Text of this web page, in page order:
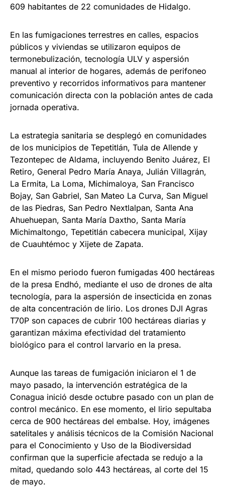
609 habitantes de 22 comunidades de Hidalgo.
En las fumigaciones terrestres en calles, espacios
públicos y viviendas se utilizaron equipos de
termonebulización, tecnología ULV y aspersión
manual al interior de hogares, además de perifoneo
preventivo y recorridos informativos para mantener
comunicación directa con la población antes de cada
jornada operativa.
La estrategia sanitaria se desplegó en comunidades
de los municipios de Tepetitlán, Tula de Allende y
Tezontepec de Aldama, incluyendo Benito Juárez, El
Retiro, General Pedro María Anaya, Julián Villagrán,
La Ermita, La Loma, Michimaloya, San Francisco
Bojay, San Gabriel, San Mateo La Curva, San Miguel
de las Piedras, San Pedro Nextlalpan, Santa Ana
Ahuehuepan, Santa María Daxtho, Santa María
Michimaltongo, Tepetitlán cabecera municipal, Xijay
de Cuauhtémoc y Xijete de Zapata.
En el mismo periodo fueron fumigadas 400 hectáreas
de la presa Endhó, mediante el uso de drones de alta
tecnología, para la aspersión de insecticida en zonas
de alta concentración de lirio. Los drones DJI Agras
T70P son capaces de cubrir 100 hectáreas diarias y
garantizan máxima efectividad del tratamiento
biológico para el control larvario en la presa.
Aunque las tareas de fumigación iniciaron el 1 de
mayo pasado, la intervención estratégica de la
Conagua inició desde octubre pasado con un plan de
control mecánico. En ese momento, el lirio sepultaba
cerca de 900 hectáreas del embalse. Hoy, imágenes
satelitales y análisis técnicos de la Comisión Nacional
para el Conocimiento y Uso de la Biodiversidad
confirman que la superficie afectada se redujo a la
mitad, quedando solo 443 hectáreas, al corte del 15
de mayo.